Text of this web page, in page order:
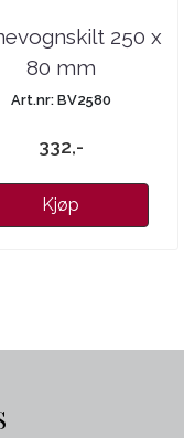
250 x
80 mm
Art.nr: BV2580
332,-
Kjøp